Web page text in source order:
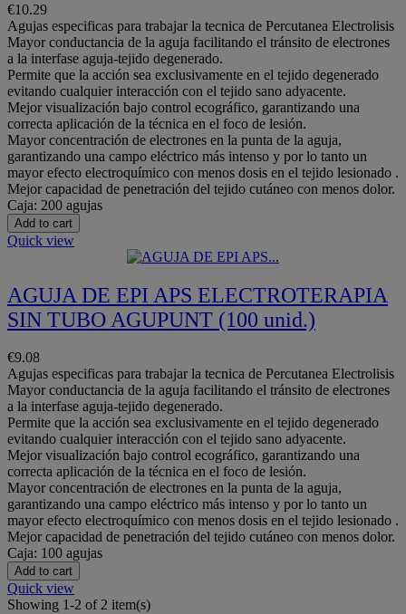
€10.29
Agujas especificas para trabajar la tecnica de Percutanea Electrolisis
Mayor conductancia de la aguja facilitando el tránsito de electrones
a la interfase aguja-tejido degenerado.
Permite que la acción sea exclusivamente en el tejido degenerado
evitando cualquier interacción con el tejido sano adyacente.
Mejor visualización bajo control ecográfico, garantizando una
correcta aplicación de la técnica en el foco de lesión.
Mayor concentración de electrones en la punta de la aguja,
garantizando una campo eléctrico más intenso y por lo tanto un
mayor efecto electroquímico con menos dosis en el tejido lesionado .
Mejor capacidad de penetración del tejido cutáneo con menos dolor.
Caja: 200 agujas
Add to cart
Quick view
AGUJA DE EPI APS ELECTROTERAPIA
SIN TUBO AGUPUNT (100 unid.)
€9.08
Agujas especificas para trabajar la tecnica de Percutanea Electrolisis
Mayor conductancia de la aguja facilitando el tránsito de electrones
a la interfase aguja-tejido degenerado.
Permite que la acción sea exclusivamente en el tejido degenerado
evitando cualquier interacción con el tejido sano adyacente.
Mejor visualización bajo control ecográfico, garantizando una
correcta aplicación de la técnica en el foco de lesión.
Mayor concentración de electrones en la punta de la aguja,
garantizando una campo eléctrico más intenso y por lo tanto un
mayor efecto electroquímico con menos dosis en el tejido lesionado .
Mejor capacidad de penetración del tejido cutáneo con menos dolor.
Caja: 100 agujas
Add to cart
Quick view
Showing 1-2 of 2 item(s)